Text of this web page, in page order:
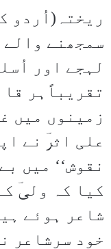
ریختہ(اُردو
سمجھنے
لہجے اور
تقریباًہر
زمینوں میں
علی اثرؔ نے
نقوش‘‘ میں
کیا کہ ولیؔ
شاعر ہوئے
خود سرشاعر